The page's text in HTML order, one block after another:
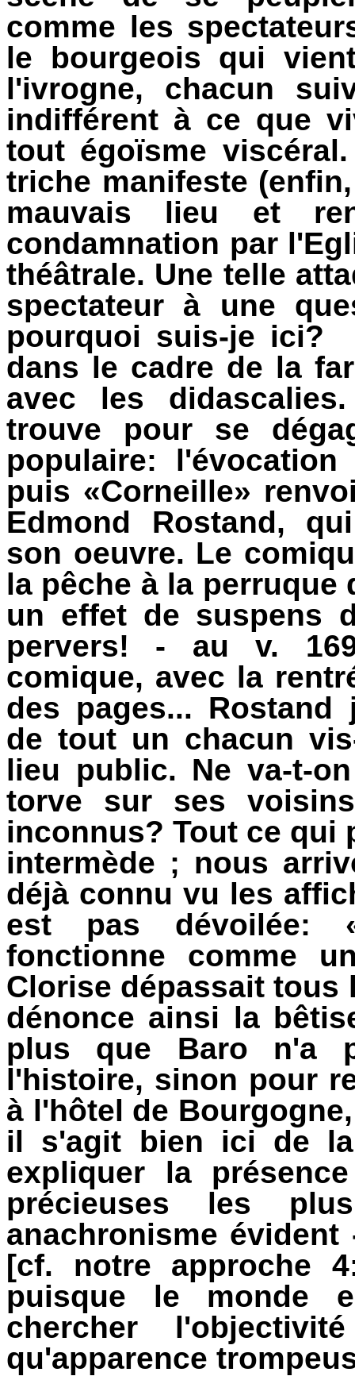
comme les
le bourgeois qui
l'ivrogne, chacun
indifférent à ce que
tout égoïsme viscéral.
triche manifeste
mauvais lieu et
condamnation par
théâtrale. Une telle
spectateur à une
pourquoi suis-je ici?
dans le cadre de la
avec les
trouve pour se
populaire:
puis «Corneille»
Edmond Rostand,
son oeuvre. Le
la pêche à la perruque
un effet de suspens
pervers! - au v.
comique, avec la
des pages...
de tout un chacun
lieu public. Ne va-t-
torve sur ses
inconnus? Tout ce qui
intermède ; nous
déjà connu vu les
est pas dévoilée:
fonctionne comme
Clorise dépassait tous
dénonce ainsi la
plus que Baro n'a
l'histoire, sinon pour
à l'hôtel de
il s'agit bien ici de la
expliquer la
précieuses les
anachronisme
[cf. notre approche
puisque le monde
chercher
qu'apparence